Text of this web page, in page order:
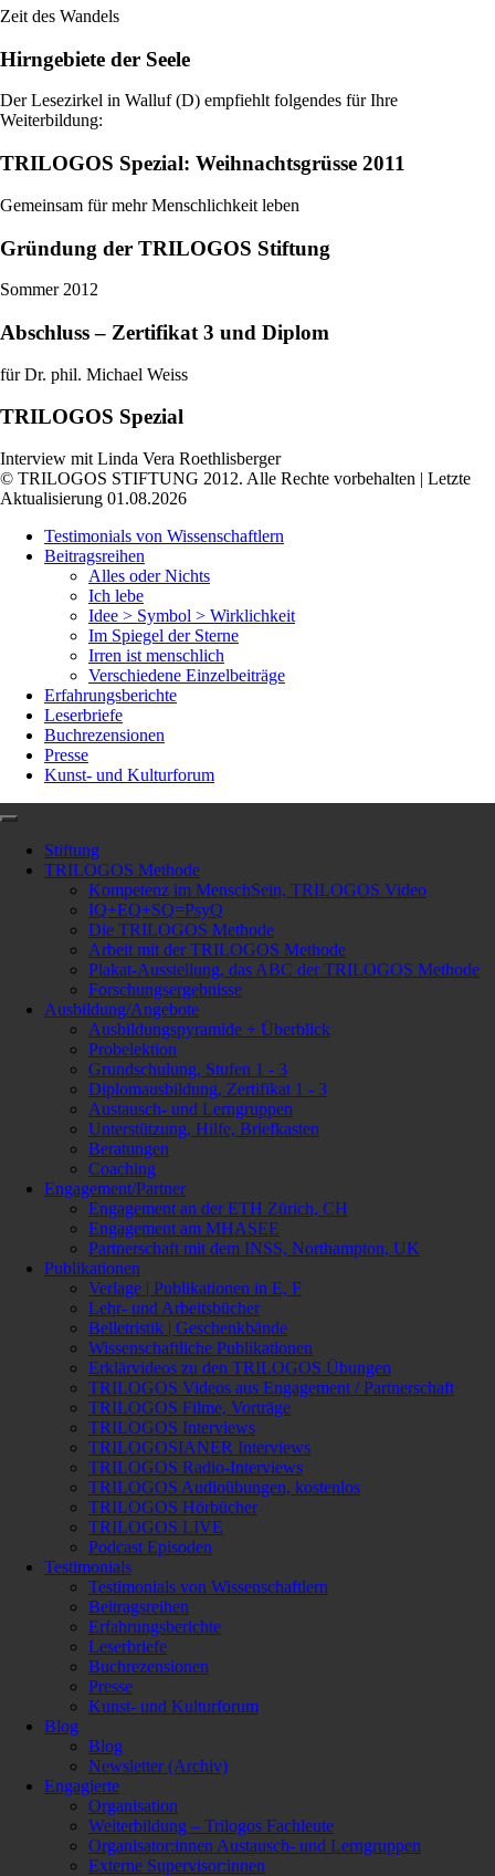
Zeit des Wandels
Hirngebiete der Seele
Der Lesezirkel in Walluf (D) empfiehlt folgendes für Ihre
Weiterbildung:
TRILOGOS Spezial: Weihnachtsgrüsse 2011
Gemeinsam für mehr Menschlichkeit leben
Gründung der TRILOGOS Stiftung
Sommer 2012
Abschluss – Zertifikat 3 und Diplom
für Dr. phil. Michael Weiss
TRILOGOS Spezial
Interview mit Linda Vera Roethlisberger
© TRILOGOS STIFTUNG 2012. Alle Rechte vorbehalten | Letzte
Aktualisierung 01.08.2026
Testimonials von Wissenschaftlern
Beitragsreihen
Alles oder Nichts
Ich lebe
Idee > Symbol > Wirklichkeit
Im Spiegel der Sterne
Irren ist menschlich
Verschiedene Einzelbeiträge
Erfahrungsberichte
Leserbriefe
Buchrezensionen
Presse
Kunst- und Kulturforum
Stiftung
TRILOGOS Methode
Kompetenz im MenschSein, TRILOGOS Video
IQ+EQ+SQ=PsyQ
Die TRILOGOS Methode
Arbeit mit der TRILOGOS Methode
Plakat-Ausstellung, das ABC der TRILOGOS Methode
Forschungsergebnisse
Ausbildung/Angebote
Ausbildungspyramide + Überblick
Probelektion
Grundschulung, Stufen 1 - 3
Diplomausbildung, Zertifikat 1 - 3
Austausch- und Lerngruppen
Unterstützung, Hilfe, Briefkasten
Beratungen
Coaching
Engagement/Partner
Engagement an der ETH Zürich, CH
Engagement am MHASEE
Partnerschaft mit dem INSS, Northampton, UK
Publikationen
Verlage | Publikationen in E, F
Lehr- und Arbeitsbücher
Belletristik | Geschenkbände
Wissenschaftliche Publikationen
Erklärvideos zu den TRILOGOS Übungen
TRILOGOS Videos aus Engagement / Partnerschaft
TRILOGOS Filme, Vorträge
TRILOGOS Interviews
TRILOGOSIANER Interviews
TRILOGOS Radio-Interviews
TRILOGOS Audioübungen, kostenlos
TRILOGOS Hörbücher
TRILOGOS LIVE
Podcast Episoden
Testimonials
Testimonials von Wissenschaftlern
Beitragsreihen
Erfahrungsberichte
Leserbriefe
Buchrezensionen
Presse
Kunst- und Kulturforum
Blog
Blog
Newsletter (Archiv)
Engagierte
Organisation
Weiterbildung – Trilogos Fachleute
Organisator:innen Austausch- und Lerngruppen
Externe Supervisor:innen